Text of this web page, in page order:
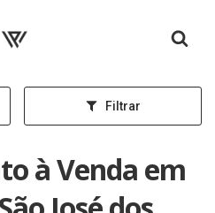
inicial
Filtrar
à Venda em